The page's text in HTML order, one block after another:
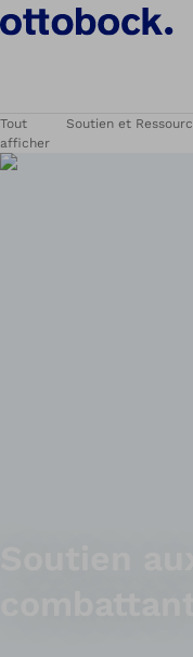
Tout
afficher
Soutien et